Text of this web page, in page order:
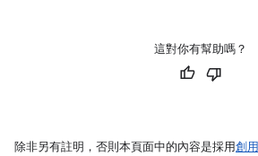
這對你有幫助嗎？
除非另有註明，否則本頁面中的內容是採用創